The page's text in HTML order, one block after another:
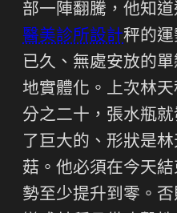
部一陣翻騰，他知
醫美診所設計秤的
已久、無處安放的
地實體化。上次林
分之二十，張水瓶
了巨大的、形狀是
菇。他必須在今天
勢至少提升到零。